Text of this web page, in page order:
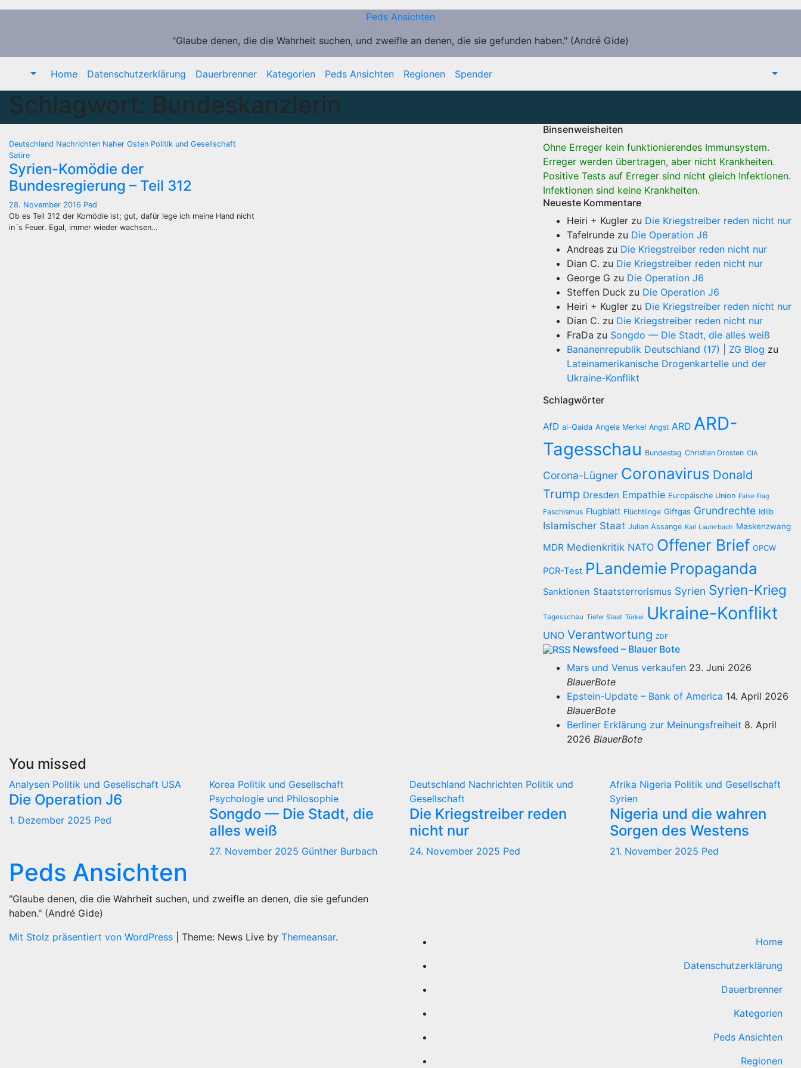
Zum
Peds Ansichten
"Glaube denen, die die Wahrheit suchen, und zweifle an denen, die sie gefunden haben." (André Gide)
Home Datenschutzerklärung Dauerbrenner Kategorien Peds Ansichten Regionen Spender
Schlagwort: Bundeskanzlerin
Deutschland Nachrichten Naher Osten Politik und Gesellschaft
Satire
Syrien-Komödie der
Bundesregierung – Teil 312
28. November 2016 Ped
Ob es Teil 312 der Komödie ist; gut, dafür lege ich meine Hand nicht
in´s Feuer. Egal, immer wieder wachsen…
Binsenweisheiten
Ohne Erreger kein funktionierendes Immunsystem.
Erreger werden übertragen, aber nicht Krankheiten.
Positive Tests auf Erreger sind nicht gleich Infektionen.
Infektionen sind keine Krankheiten.
Neueste Kommentare
Heiri + Kugler zu Die Kriegstreiber reden nicht nur
Tafelrunde zu Die Operation J6
Andreas zu Die Kriegstreiber reden nicht nur
Dian C. zu Die Kriegstreiber reden nicht nur
George G zu Die Operation J6
Steffen Duck zu Die Operation J6
Heiri + Kugler zu Die Kriegstreiber reden nicht nur
Dian C. zu Die Kriegstreiber reden nicht nur
FraDa zu Songdo — Die Stadt, die alles weiß
Bananenrepublik Deutschland (17) | ZG Blog zu
Lateinamerikanische Drogenkartelle und der
Ukraine-Konflikt
Schlagwörter
AfD al-Qaida Angela Merkel Angst ARD ARD-
Tagesschau Bundestag Christian Drosten CIA
Corona-Lügner Coronavirus Donald
Trump Dresden Empathie Europäische Union False Flag
Faschismus Flugblatt Flüchtlinge Giftgas Grundrechte Idlib
Islamischer Staat Julian Assange Karl Lauterbach Maskenzwang
MDR Medienkritik NATO Offener Brief OPCW
PCR-Test PLandemie Propaganda
Sanktionen Staatsterrorismus Syrien Syrien-Krieg
Tagesschau Tiefer Staat Türkei Ukraine-Konflikt
UNO Verantwortung ZDF
Newsfeed – Blauer Bote
Mars und Venus verkaufen 23. Juni 2026
BlauerBote
Epstein-Update – Bank of America 14. April 2026
BlauerBote
Berliner Erklärung zur Meinungsfreiheit 8. April
2026 BlauerBote
You missed
Analysen Politik und Gesellschaft USA
Die Operation J6
1. Dezember 2025 Ped
Korea Politik und Gesellschaft
Psychologie und Philosophie
Songdo — Die Stadt, die
alles weiß
27. November 2025 Günther Burbach
Deutschland Nachrichten Politik und
Gesellschaft
Die Kriegstreiber reden
nicht nur
24. November 2025 Ped
Afrika Nigeria Politik und Gesellschaft
Syrien
Nigeria und die wahren
Sorgen des Westens
21. November 2025 Ped
Peds Ansichten
"Glaube denen, die die Wahrheit suchen, und zweifle an denen, die sie gefunden
haben." (André Gide)
Mit Stolz präsentiert von WordPress
Theme: News Live by Themeansar.
Home
Datenschutzerklärung
Dauerbrenner
Kategorien
Peds Ansichten
Regionen